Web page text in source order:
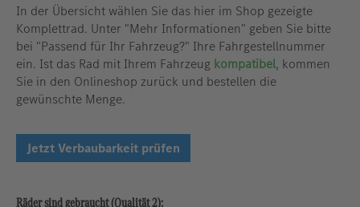
In der Übersicht wählen Sie das hier im Shop gezeigte
Komplettrad. Unter "Mehr Informationen" geben Sie bitte
bei "Passend für Ihr Fahrzeug?" Ihre Fahrgestellnummer
ein. Ist das Rad mit Ihrem Fahrzeug kompatibel, kommen
Sie in den Onlineshop zurück und bestellen die
gewünschte Menge.
Jetzt Verbaubarkeit prüfen
Räder sind gebraucht (Qualität 2):